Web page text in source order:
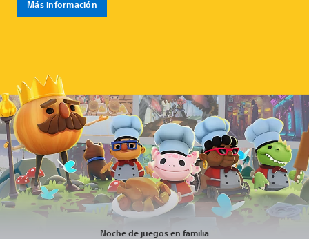
Más información
Noche de juegos en familia